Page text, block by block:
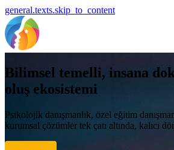
general.texts.skip_to_content
Bilimsel temelli, insana
oluş ekosistemi
Psikolojik danışmanlık, özel eğitim
kurumsal çözümler tek çatı altında, kalıcı